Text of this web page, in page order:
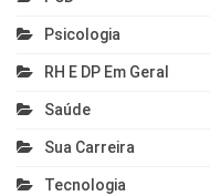
Psicologia
RH E DP Em Geral
Saúde
Sua Carreira
Tecnologia